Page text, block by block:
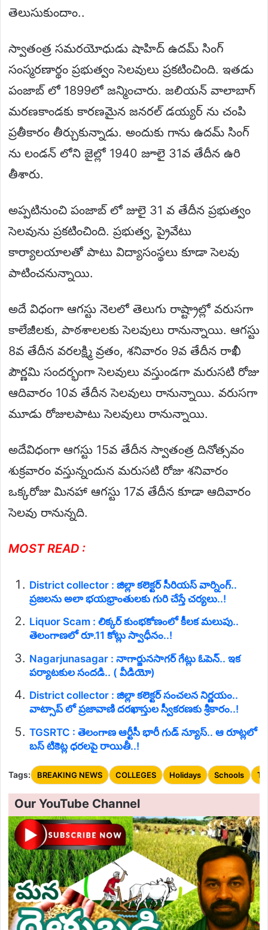
తెలుసుకుందాం..
స్వాతంత్ర సమరయోధుడు షాహిద్ ఉదమ్ సింగ్
సంస్మరణార్థం ప్రభుత్వం సెలవులు ప్రకటించింది. ఇతడు
పంజాబ్ లో 1899లో జన్మించారు. జలియన్ వాలాబాగ్
మరణకాండకు కారణమైన జనరల్ డయ్యర్ ను చంపి
ప్రతీకారం తీర్చుకున్నాడు. అందుకు గాను ఉదమ్ సింగ్
ను లండన్ లోని జైల్లో 1940 జూలై 31వ తేదీన ఉరి
తీశారు.
అప్పటినుంచి పంజాబ్ లో జులై 31 వ తేదీన ప్రభుత్వం
సెలవును ప్రకటించింది. ప్రభుత్వ, ప్రైవేటు
కార్యాలయాలతో పాటు విద్యాసంస్థలు కూడా సెలవు
పాటించనున్నాయి.
అదే విధంగా ఆగస్టు నెలలో తెలుగు రాష్ట్రాల్లో వరుసగా
కాలేజీలకు, పాఠశాలలకు సెలవులు రానున్నాయి. ఆగస్టు
8వ తేదీన వరలక్ష్మి వ్రతం, శనివారం 9వ తేదీన రాఖీ
పౌర్ణమి సందర్భంగా సెలవులు వస్తుండగా మరుసటి రోజు
ఆదివారం 10వ తేదీన సెలవులు రానున్నాయి. వరుసగా
మూడు రోజులపాటు సెలవులు రానున్నాయి.
అదేవిధంగా ఆగస్టు 15వ తేదీన స్వాతంత్ర దినోత్సవం
శుక్రవారం వస్తున్నందున మరుసటి రోజు శనివారం
ఒక్కరోజు మినహా ఆగస్టు 17వ తేదీన కూడా ఆదివారం
సెలవు రానున్నది.
MOST READ :
District collector : జిల్లా కలెక్టర్ సీరియస్ వార్నింగ్..
ప్రజలను అలా భయభ్రాంతులకు గురి చేస్తే చర్యలు..!
Liquor Scam : లిక్కర్ కుంభకోణంలో కీలక మలుపు..
తెలంగాణలో రూ.11 కోట్లు స్వాధీనం..!
Nagarjunasagar : నాగార్జునసాగర్ గేట్లు ఓపెన్.. ఇక
పర్యాటకుల సందడి.. ( వీడియో)
District collector : జిల్లా కలెక్టర్ సంచలన నిర్ణయం..
వాట్సాప్ లో ప్రజావాణి దరఖాస్తుల స్వీకరణకు శ్రీకారం..!
TGSRTC : తెలంగాణ ఆర్టీసీ భారీ గుడ్‌ న్యూస్.. ఆ రూట్లలో
బస్ టికెట్ల ధరలపై రాయితీ..!
Tags: BREAKING NEWS COLLEGES Holidays Schools
Our YouTube Channel